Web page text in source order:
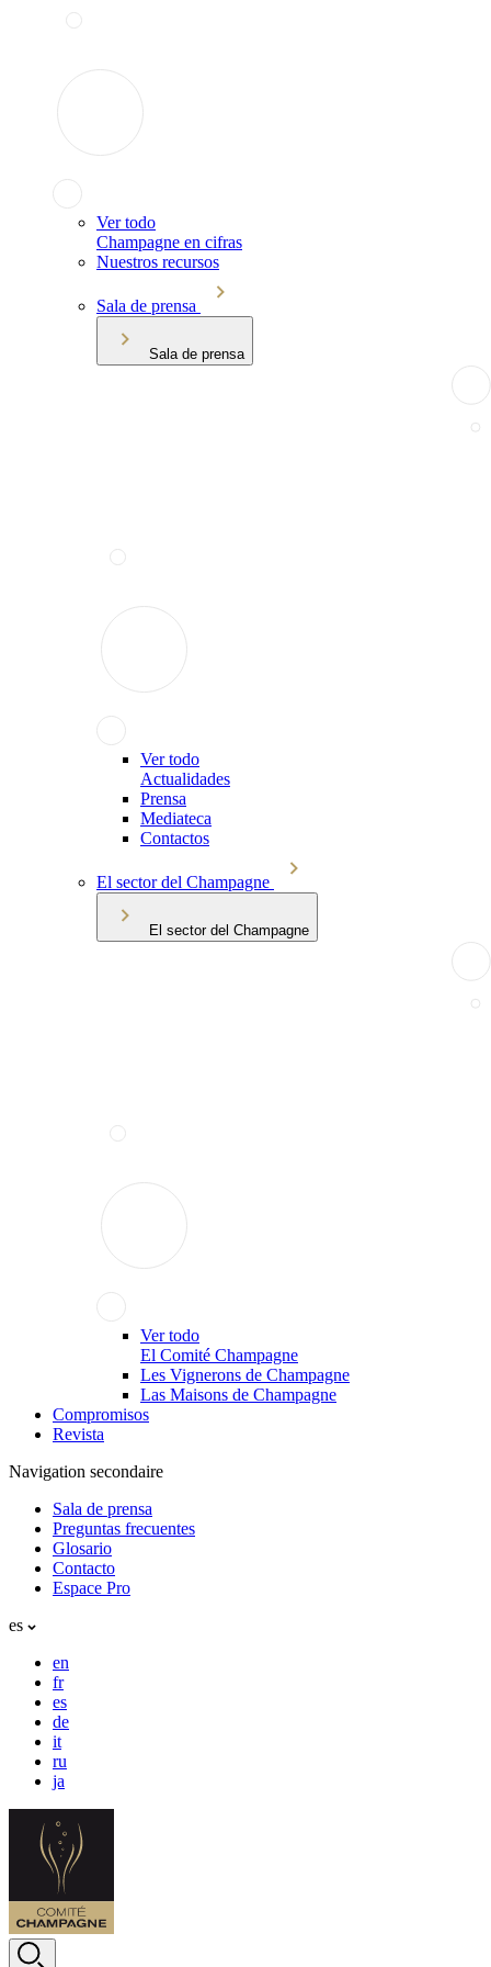
Ver todo
Champagne en cifras
Nuestros recursos
Sala de prensa
Sala de prensa
Ver todo
Actualidades
Prensa
Mediateca
Contactos
El sector del Champagne
El sector del Champagne
Ver todo
El Comité Champagne
Les Vignerons de Champagne
Las Maisons de Champagne
Compromisos
Revista
Navigation secondaire
Sala de prensa
Preguntas frecuentes
Glosario
Contacto
Espace Pro
es
en
fr
es
de
it
ru
ja